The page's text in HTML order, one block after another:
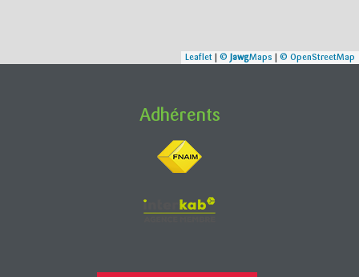
Leaflet | © JawgMaps | © OpenStreetMap
Adhérents